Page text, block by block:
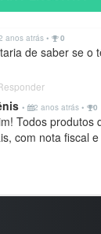
anos atrás • 0
de saber se o
• 2 anos atrás • 0
Todos produtos
com nota fiscal